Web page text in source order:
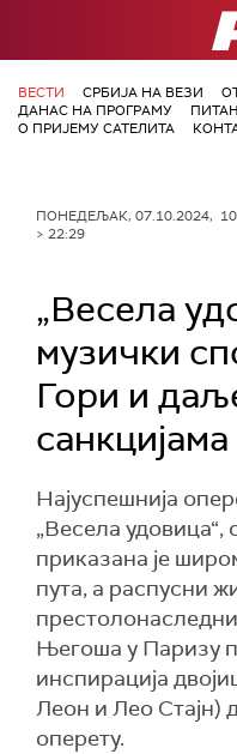
ВЕСТИ СРБИЈА НА ВЕЗИ
ДАНАС НА ПРОГРАМУ
О ПРИЈЕМУ САТЕЛИТА
ПОНЕДЕЉАК, 07.10.2024,
> 22:29
„Весела
музички
Гори и
санкцијама
Најуспешнија
„Весела удовица“,
приказана је
пута, а распусни
Његоша у Паризу
инспирација
Леон и Лео Стајн)
оперету.